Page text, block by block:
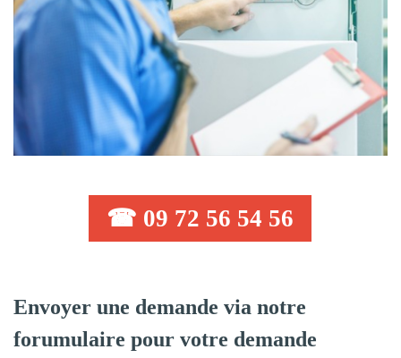
☎ 09 72 56 54 56
Envoyer une demande via notre
forumulaire pour votre demande